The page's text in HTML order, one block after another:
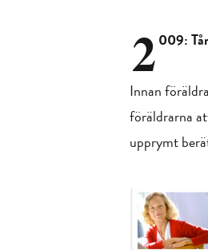
2009:
Innan
föräldrarna
upprymt